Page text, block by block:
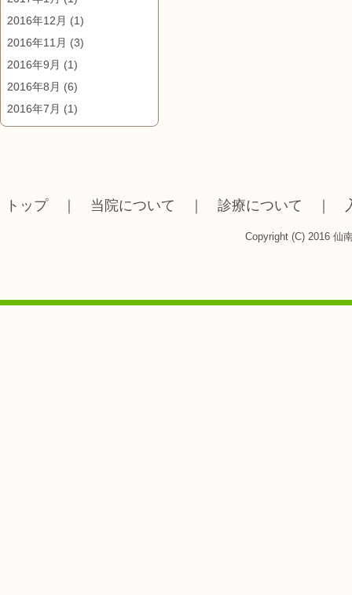
2016年12月 (1)
2016年11月 (3)
2016年9月 (1)
2016年8月 (6)
2016年7月 (1)
トップ｜ 当院について 診療について
Copyright (C) 2016 仙